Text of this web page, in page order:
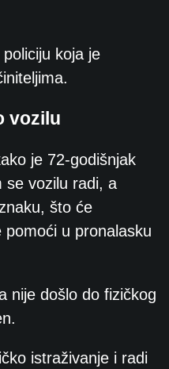
koja je
vozilu
je 72-godišnjak
se vozilu radi, a
što će
pomoći u pronalasku
nije došlo do fizičkog
istraživanje i radi